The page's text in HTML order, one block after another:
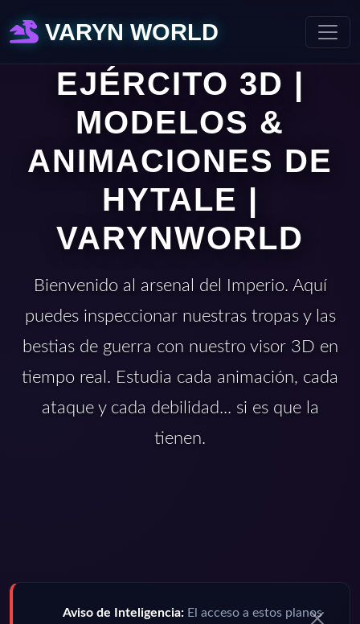
VARYN WORLD
EJÉRCITO 3D |
MODELOS &
ANIMACIONES DE
HYTALE |
VARYNWORLD
Bienvenido al arsenal del Imperio. Aquí
puedes inspeccionar nuestras tropas y las
bestias de guerra con nuestro visor 3D en
tiempo real. Estudia cada animación, cada
ataque y cada debilidad... si es que la
tienen.
Aviso de Inteligencia: El acceso a estos planos